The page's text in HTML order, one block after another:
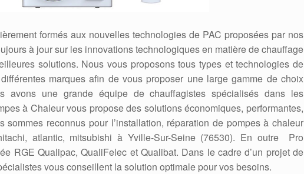
formés aux nouvelles technologies de PAC proposées par nos
à jour sur les innovations technologiques en matière de chauffage
solutions. Nous vous proposons tous types et technologies de
marques afin de vous proposer une large gamme de choix
avons une grande équipe de chauffagistes spécialisés dans les
à Chaleur vous propose des solutions économiques, performantes,
reconnus pour l’installation, réparation de pompes à chaleur
atlantic, mitsubishi à Yville-Sur-Seine (76530). En outre Pro
RGE Qualipac, QualiFelec et Qualibat. Dans le cadre d’un projet de
vous conseillent la solution optimale pour vos besoins.